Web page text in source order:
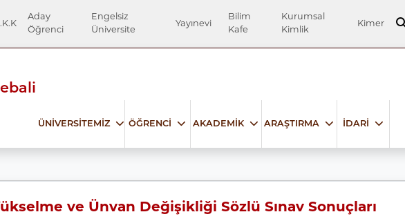
Aday
Öğrenci
Engelsiz
Üniversite
Yayınevi
Bilim
Kafe
Kurumsal
Kimlik
Kimer
ÜNİVERSİTEMİZ ÖĞRENCİ AKADEMİK ARAŞTIRMA İDARİ
ve Ünvan Değişikliği Sözlü Sınav Sonuçları